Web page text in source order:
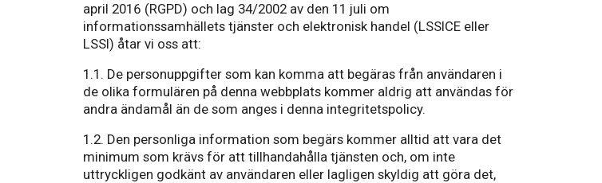
april 2016 (RGPD) och lag 34/2002 av den 11 juli om
informationssamhällets tjänster och elektronisk handel (LSSICE eller
LSSI) åtar vi oss att:
1.1. De personuppgifter som kan komma att begäras från användaren i
de olika formulären på denna webbplats kommer aldrig att användas för
andra ändamål än de som anges i denna integritetspolicy.
1.2. Den personliga information som begärs kommer alltid att vara det
minimum som krävs för att tillhandahålla tjänsten och, om inte
uttryckligen godkänt av användaren eller lagligen skyldig att göra det,